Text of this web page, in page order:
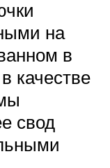
на
в
качестве
свод